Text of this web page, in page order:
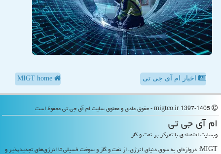
اخبار ام آی جی تی
ام آی جی تی
وبسایت اقتصادی با تمرکز بر نفت و گاز
MIGT: دروازه‌ای به سوی دنیای انرژی، از نفت و گاز و سوخت فسیلی تا انرژی‌های تجدیدپذیر و